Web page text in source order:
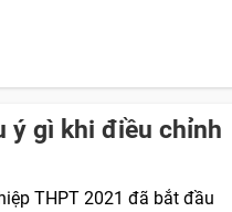
ý gì khi điều chỉnh
THPT 2021 đã bắt đầu